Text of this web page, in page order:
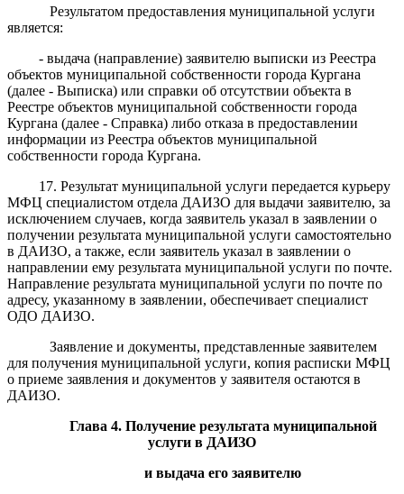
Результатом предоставления муниципальной услуги
является:
- выдача (направление) заявителю выписки из Реестра
объектов муниципальной собственности города Кургана
(далее - Выписка) или справки об отсутствии объекта в
Реестре объектов муниципальной собственности города
Кургана (далее - Справка) либо отказа в предоставлении
информации из Реестра объектов муниципальной
собственности города Кургана.
17. Результат муниципальной услуги передается курьеру
МФЦ специалистом отдела ДАИЗО для выдачи заявителю, за
исключением случаев, когда заявитель указал в заявлении о
получении результата муниципальной услуги самостоятельно
в ДАИЗО, а также, если заявитель указал в заявлении о
направлении ему результата муниципальной услуги по почте.
Направление результата муниципальной услуги по почте по
адресу, указанному в заявлении, обеспечивает специалист
ОДО ДАИЗО.
Заявление и документы, представленные заявителем
для получения муниципальной услуги, копия расписки МФЦ
о приеме заявления и документов у заявителя остаются в
ДАИЗО.
Глава 4.Получение результата муниципальной
услуги в ДАИЗО
и выдача его заявителю